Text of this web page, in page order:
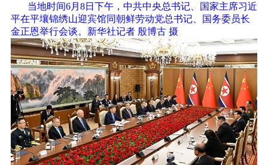
当地时间6月8日下午，中共中央总书记、国家主席习近
平在平壤锦绣山迎宾馆同朝鲜劳动党总书记、国务委员长
金正恩举行会谈。新华社记者 殷博古 摄